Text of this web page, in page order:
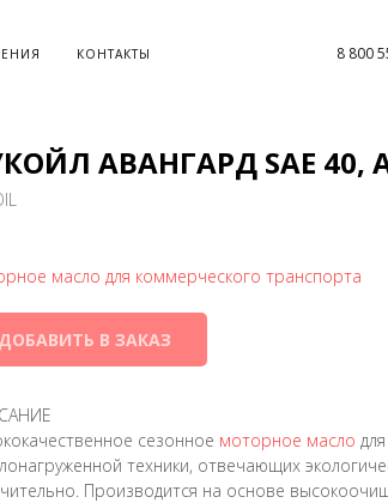
КОНТАКТЫ 8 800
АВАНГАРД SAE 40,
масло для коммерческого транспорта
ДОБАВИТЬ В ЗАКАЗ
сезонное моторное масло
техники, отвечающих
Производится на основе